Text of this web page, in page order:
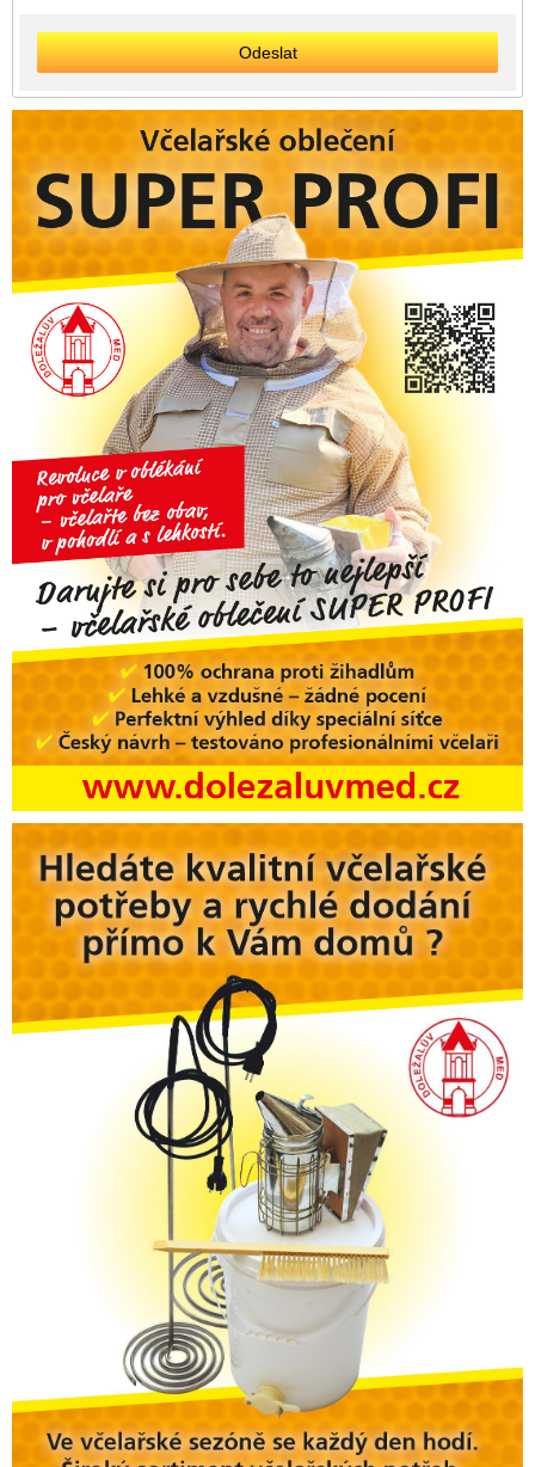
Odeslat